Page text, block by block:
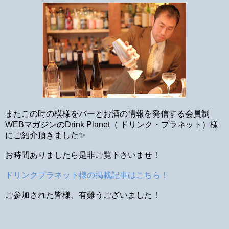
またこの時の模様をバーとお酒の情報を発信する会員制
WEBマガジンのDrink Planet（ ドリンク・プラネット）様
にご紹介頂きました✨
お時間ありましたら是非ご覧下さいませ！
ドリンクプラネット様の掲載記事はこちら！
ご参加された皆様、有難うございました！